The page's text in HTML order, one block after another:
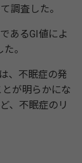
調査した。
あるGI値によ
。
、不眠症の発
が明らかにな
、不眠症のリ